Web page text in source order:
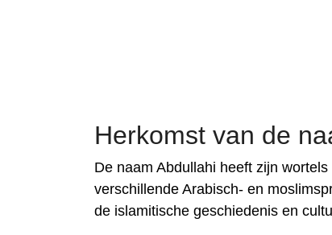
Herkomst van de
De naam Abdullahi heeft zijn
verschillende Arabisch- en
de islamitische geschiedenis en